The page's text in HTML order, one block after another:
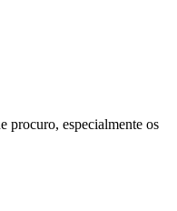
procuro, especialmente os